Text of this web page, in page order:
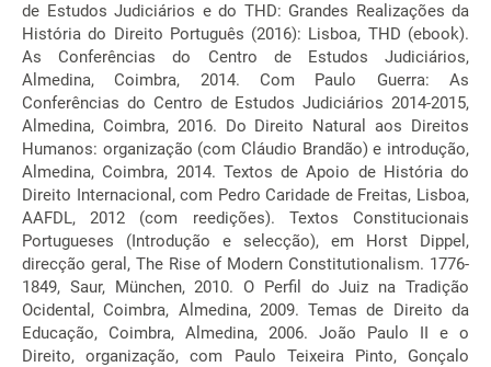
de Estudos Judiciários e do THD: Grandes Realizações da
História do Direito Português (2016): Lisboa, THD (ebook).
As Conferências do Centro de Estudos Judiciários,
Almedina, Coimbra, 2014. Com Paulo Guerra: As
Conferências do Centro de Estudos Judiciários 2014-2015,
Almedina, Coimbra, 2016. Do Direito Natural aos Direitos
Humanos: organização (com Cláudio Brandão) e introdução,
Almedina, Coimbra, 2014. Textos de Apoio de História do
Direito Internacional, com Pedro Caridade de Freitas, Lisboa,
AAFDL, 2012 (com reedições). Textos Constitucionais
Portugueses (Introdução e selecção), em Horst Dippel,
direcção geral, The Rise of Modern Constitutionalism. 1776-
1849, Saur, München, 2010. O Perfil do Juiz na Tradição
Ocidental, Coimbra, Almedina, 2009. Temas de Direito da
Educação, Coimbra, Almedina, 2006. João Paulo II e o
Direito, organização, com Paulo Teixeira Pinto, Gonçalo